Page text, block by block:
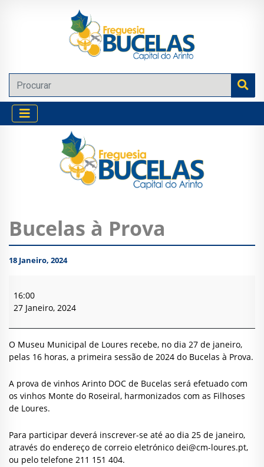
Bucelas à Prova
18 Janeiro, 2024
Prova
16:00
27 Janeiro, 2024
O Museu Municipal de Loures recebe, no dia 27 de janeiro,
pelas 16 horas, a primeira sessão de 2024 do Bucelas à Prova.
A prova de vinhos Arinto DOC de Bucelas será efetuado com
os vinhos Monte do Roseiral, harmonizados com as Filhoses
de Loures.
Para participar deverá inscrever-se até ao dia 25 de janeiro,
através do endereço de correio eletrónico dei@cm-loures.pt,
ou pelo telefone 211 151 404.